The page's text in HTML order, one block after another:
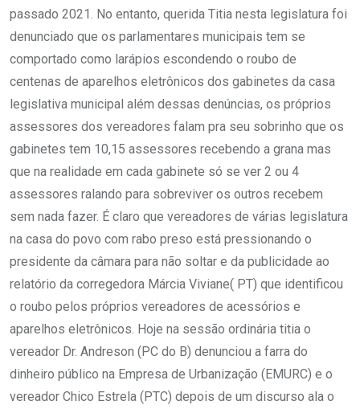
passado 2021. No entanto, querida Titia nesta legislatura foi
denunciado que os parlamentares municipais tem se
comportado como larápios escondendo o roubo de
centenas de aparelhos eletrônicos dos gabinetes da casa
legislativa municipal além dessas denúncias, os próprios
assessores dos vereadores falam pra seu sobrinho que os
gabinetes tem 10,15 assessores recebendo a grana mas
que na realidade em cada gabinete só se ver 2 ou 4
assessores ralando para sobreviver os outros recebem
sem nada fazer. É claro que vereadores de várias legislatura
na casa do povo com rabo preso está pressionando o
presidente da câmara para não soltar e da publicidade ao
relatório da corregedora Márcia Viviane( PT) que identificou
o roubo pelos próprios vereadores de acessórios e
aparelhos eletrônicos. Hoje na sessão ordinária titia o
vereador Dr. Andreson (PC do B) denunciou a farra do
dinheiro público na Empresa de Urbanização (EMURC) e o
vereador Chico Estrela (PTC) depois de um discurso ala o